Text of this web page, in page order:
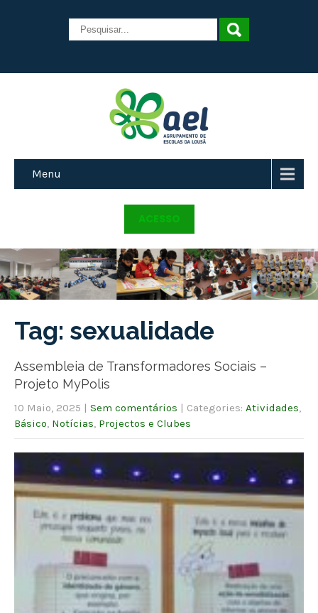
Menu
ACESSO
Tag: sexualidade
Assembleia de Transformadores Sociais –
Projeto MyPolis
10 Maio, 2025 | Sem comentários | Categories: Atividades
Básico Notícias Projectos e Clubes